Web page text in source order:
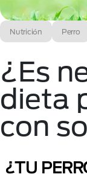
Nutrición Perro
¿Es
dieta
con
¿TU